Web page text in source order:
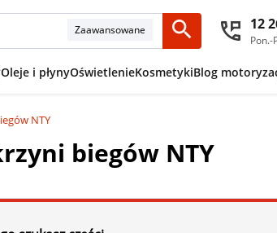
Zaawansowane 12
Pon.-
Oleje i płynyOświetlenieKosmetykiBlog
NTY
biegów NTY